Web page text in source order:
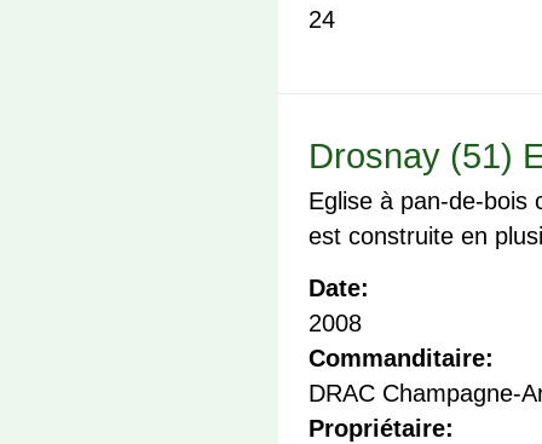
24
Drosnay (51)
Eglise à pan-de-bois
est construite en
Date:
2008
Commanditaire:
DRAC Champagne-
Propriétaire: